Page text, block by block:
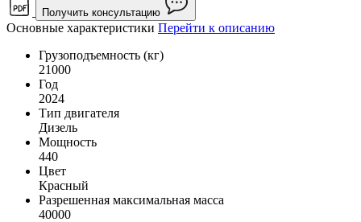
Получить консультацию
Основные характеристики Перейти к описанию
Грузоподъемность (кг)
21000
Год
2024
Тип двигателя
Дизель
Мощность
440
Цвет
Красный
Разрешенная максимальная масса
40000